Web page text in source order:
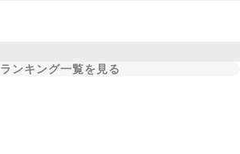
ランキング一覧を見る